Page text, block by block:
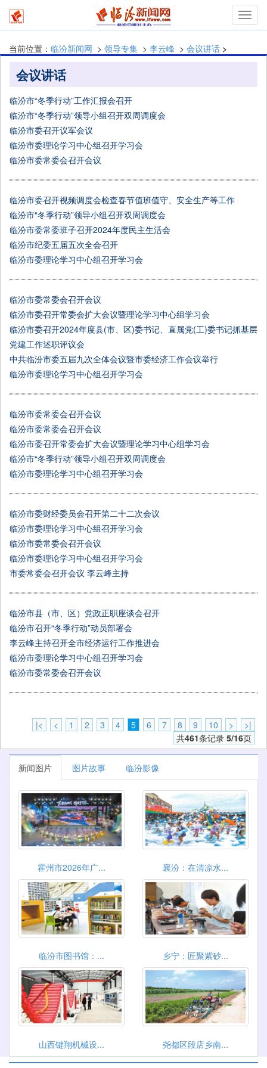
T
当前位置： 临汾新闻网 > 领导专集 > 李云峰 > 会议讲话 >
会议讲话
临汾市“冬季行动”工作汇报会召开
临汾​市“冬季行动”领导小组召开双周调度会
临汾市委召开议军会议
临汾市委理论学习中心组召开学习会
临汾市委常委会召开会议
​临汾市委召开视频调度会检查春节值班值守、安全生产等工作
临汾市“冬季行动”领导小组召开双周调度会
临汾市委常委班子召开2024年度民主生活会
临汾市纪委五届五次全会召开
临汾市委理论学习中心组召开学习会
临汾市委常委会召开会议
临汾市委召开常委会扩大会议暨理论学习中心组学习会
临汾市委召开2024年度县(市、区)委书记、直属党(工)委书记抓基层
党建工作述职评议会
中共临汾市委五届九次全体会议暨市委经济工作会议举行
临汾市委理论学习中心组召开学习会
临汾市委常委会召开会议
临汾市委常委会召开会议
临汾市委召开常委会扩大会议暨理论学习中心组学习会
临汾市“冬季行动”领导小组召开双周调度会
临汾市委理论学习中心组召开学习会
​临汾市委财经委员会召开第二十二次会议
临汾市委理论学习中心组召开学习会
临汾市委常委会召开会议
临汾市委理论学习中心组召开学习会
市委常委会召开会议 李云峰主持
临汾市县（市、区）党政正职座谈会召开
临汾市召开“冬季行动”动员部署会
李云峰主持召开全市经济运行工作推进会
临汾市委理论学习中心组召开学习会
临汾市委常委会召开会议
|< < 1 2 3 4 5 6 7 8 9 10 >
>|
共461条记录 5/16页
新闻图片 图片故事 临汾影像
霍州市2026年广... 襄汾：在清凉水...
临汾市图书馆：... 乡宁：匠聚紫砂...
山西键翔机械设... 尧都区段店乡南...